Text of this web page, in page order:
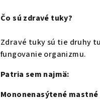
Čo sú zdravé tuky?
Zdravé tuky sú tie druhy
fungovanie organizmu.
Patria sem najmä:
Mononenasýtené